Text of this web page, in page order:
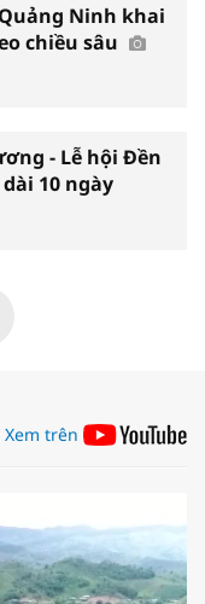
Ninh khai
chiều sâu
- Lễ hội Đền
10 ngày
Xem trên